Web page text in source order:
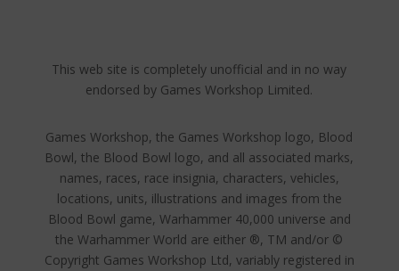
This web site is completely unofficial and in no way
endorsed by Games Workshop Limited.
Games Workshop, the Games Workshop logo, Blood
Bowl, the Blood Bowl logo, and all associated marks,
names, races, race insignia, characters, vehicles,
locations, units, illustrations and images from the
Blood Bowl game, Warhammer 40,000 universe and
the Warhammer World are either ®, TM and/or ©
Copyright Games Workshop Ltd, variably registered in